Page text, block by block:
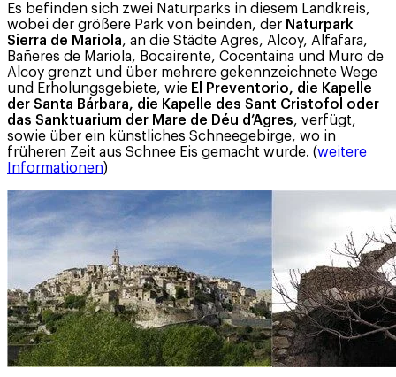
Es befinden sich zwei Naturparks in diesem Landkreis,
wobei der größere Park von beinden, der Naturpark
Sierra de Mariola, an die Städte Agres, Alcoy, Alfafara,
Bañeres de Mariola, Bocairente, Cocentaina und Muro de
Alcoy grenzt und über mehrere gekennzeichnete Wege
und Erholungsgebiete, wie El Preventorio, die Kapelle
der Santa Bárbara, die Kapelle des Sant Cristofol oder
das Sanktuarium der Mare de Déu d’Agres, verfügt,
sowie über ein künstliches Schneegebirge, wo in
früheren Zeit aus Schnee Eis gemacht wurde. (weitere
Informationen)